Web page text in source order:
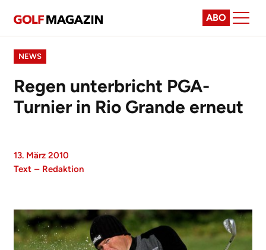
ABO
NEWS
Regen unterbricht PGA-
Turnier in Rio Grande erneut
13. März 2010
Text – Redaktion